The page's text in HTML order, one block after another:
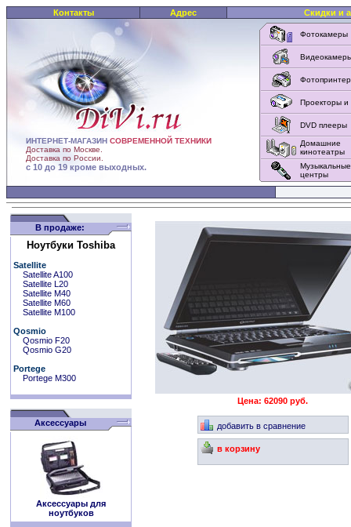
Контакты Адрес Скидки и
ИНТЕРНЕТ-МАГАЗИН СОВРЕМЕННОЙ ТЕХНИКИ
Доставка по Москве.
Доставка по России.
с 10 до 19 кроме выходных.
Фотокамеры
Проекторы и
DVD плееры
Домашние
кинотеатры
Музыкальные
центры
В продаже:
Ноутбуки Toshiba
Satellite
Satellite A100
Satellite L20
Satellite M40
Satellite M60
Satellite M100
Qosmio
Qosmio F20
Qosmio G20
Portege
Portege M300
Аксессуары
Аксессуары для
ноутбуков
Цена: 62090 руб.
добавить в сравнение
в корзину